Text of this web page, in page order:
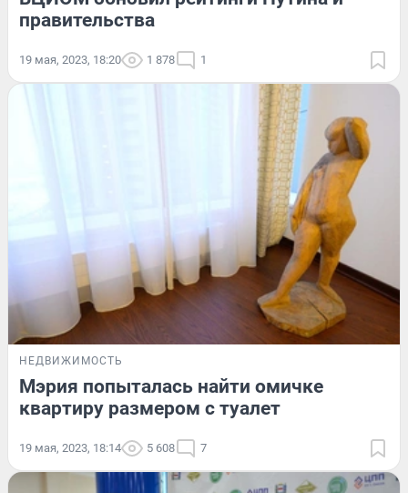
правительства
19 мая, 2023, 18:20 1 878 1
НЕДВИЖИМОСТЬ
Мэрия попыталась найти омичке
квартиру размером с туалет
19 мая, 2023, 18:14 5 608 7